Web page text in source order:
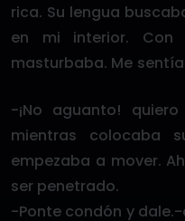
rica. Su lengua
en mi interior.
masturbaba. Me
-¡No aguanto!
mientras colocaba
empezaba a mover.
ser penetrado.
-Ponte condón y